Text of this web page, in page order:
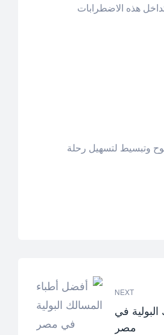
هذه الاضطرابات
وتبسيط لتسهيل رحلة
NEXT
في
مصر